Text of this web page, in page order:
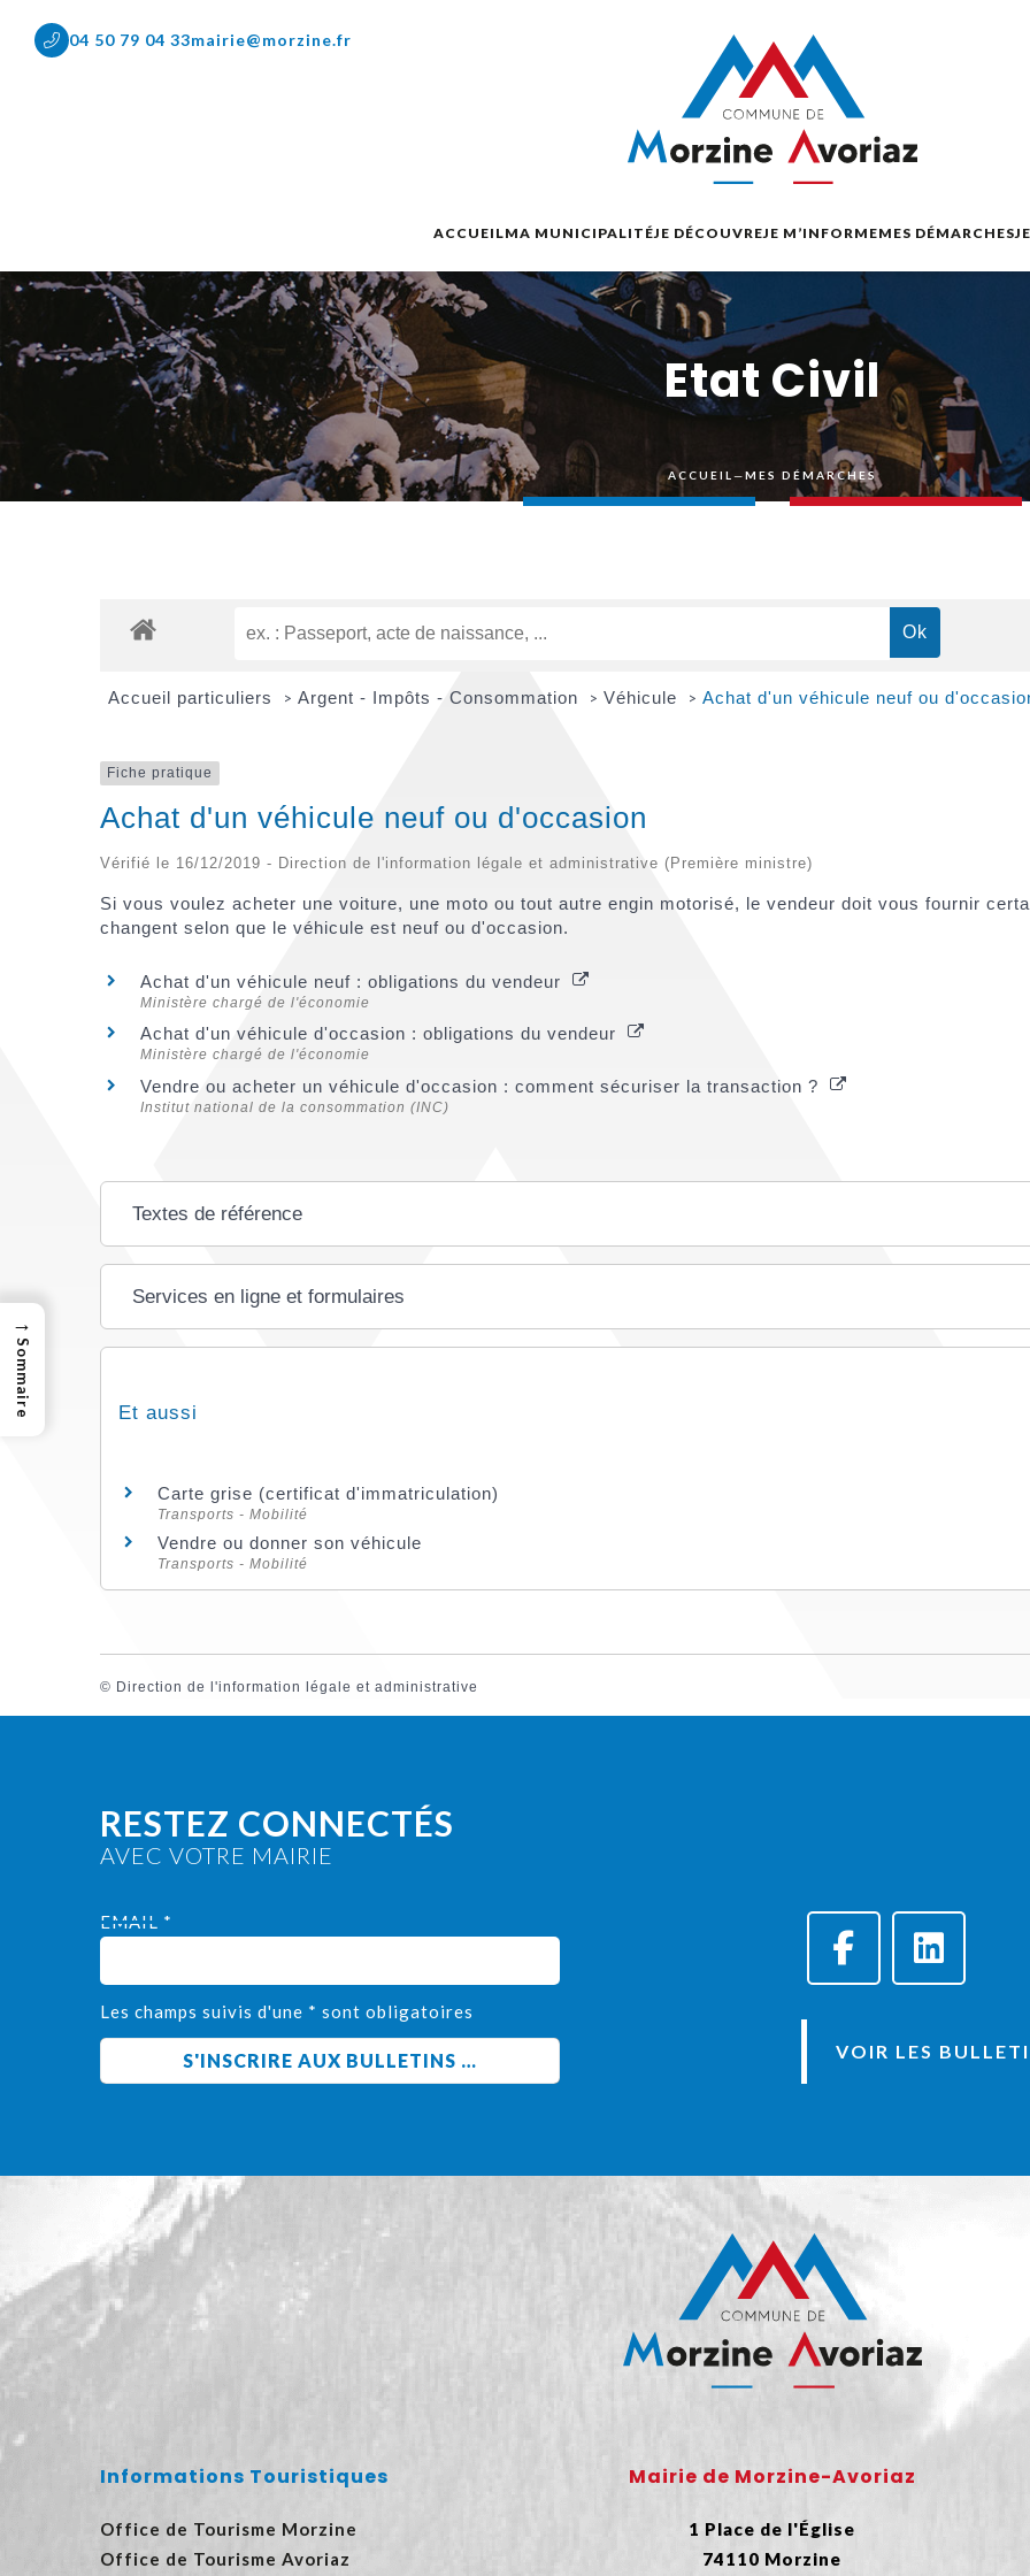
04 50 79 04 33mairie@morzine.fr
ACCUEILMA MUNICIPALITÉJE DÉCOUVREJE M’INFORMEMES DÉMARCHES
Etat Civil
ACCUEIL —MES DÉMARCHES
Accueil particuliers > Argent - Impôts - Consommation > Véhicule > Achat d'un véhicule neuf ou
Fiche pratique
Achat d'un véhicule neuf ou d'occasion
Vérifié le 16/12/2019 - Direction de l'information légale et administrative (Première ministre)
Si vous voulez acheter une voiture, une moto ou tout autre engin motorisé, le vendeur doit vous fournir
changent selon que le véhicule est neuf ou d'occasion.
Achat d'un véhicule neuf : obligations du vendeur
Ministère chargé de l'économie
Achat d'un véhicule d'occasion : obligations du vendeur
Ministère chargé de l'économie
Vendre ou acheter un véhicule d'occasion : comment sécuriser la transaction ?
Institut national de la consommation (INC)
Textes de référence
Services en ligne et formulaires
Et aussi
Carte grise (certificat d'immatriculation)
Transports - Mobilité
Vendre ou donner son véhicule
Transports - Mobilité
© Direction de l'information légale et administrative
RESTEZ CONNECTÉS
AVEC VOTRE MAIRIE
EMAIL *
Les champs suivis d'une * sont obligatoires
VOIR LES
Informations Touristiques
Office de Tourisme Morzine
Office de Tourisme Avoriaz
Mairie de Morzine-Avoriaz
1 Place de l'Église
74110 Morzine
→
Sommaire